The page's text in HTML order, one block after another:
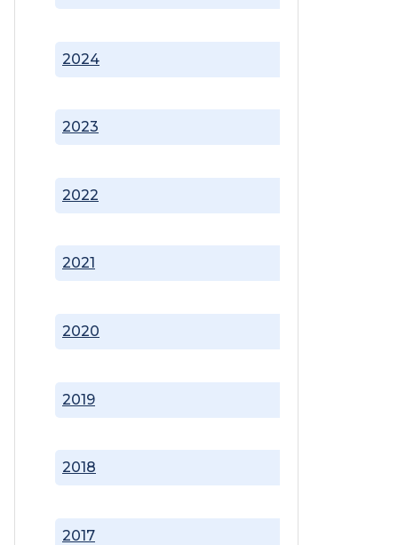
2017
2018
2019
2020
2021
2022
2023
2024